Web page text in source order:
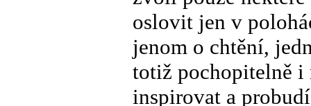
oslovit jen v
jenom o chtění,
totiž pochopitelně i
inspirovat a